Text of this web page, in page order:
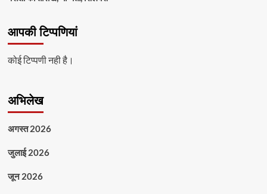
आपकी टिप्पणियां
कोई टिप्पणी नही है।
अभिलेख
अगस्त 2026
जुलाई 2026
जून 2026